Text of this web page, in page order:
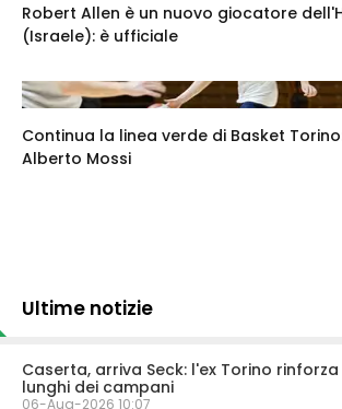
Robert Allen è un nuovo giocatore
(Israele): è ufficiale
Continua la linea verde di Basket
Alberto Mossi
Ultime notizie
Caserta, arriva Seck: l'ex Torino
lunghi dei campani
06-Aug-2026 10:07